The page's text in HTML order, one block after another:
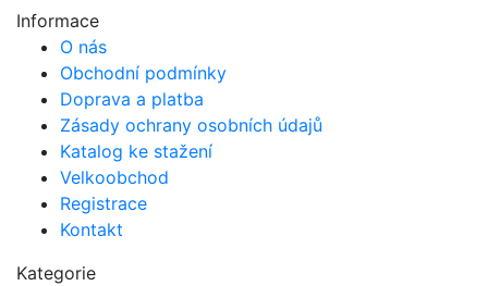
on
the
product
page
Informace
O nás
Obchodní podmínky
Doprava a platba
Zásady ochrany osobních údajů
Katalog ke stažení
Velkoobchod
Registrace
Kontakt
Kategorie